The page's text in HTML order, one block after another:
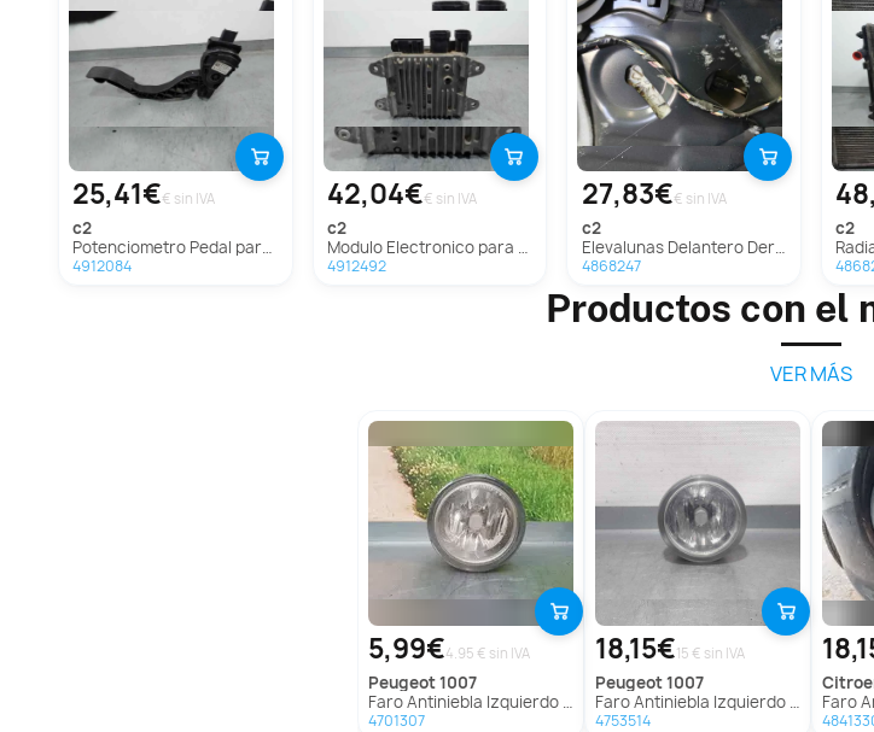
25,41€€ sin IVA
c2
Potenciometro Pedal para Citroën C2
4912084
42,04€€ sin IVA
c2
Modulo Electronico para Citroën C2
4912492
27,83€€ sin IVA
c2
Elevalunas Delantero Derecho para Citroën C2
4868247
c2
Productos con el
VER MÁS
5,99€4.95 € sin IVA
peugeot1007
Faro Antiniebla Izquierdo Para Peugeot 1007
4701307
18,15€15 € sin IVA
peugeot1007
Faro Antiniebla Izquierdo para Peugeot 1007
4753514
Faro